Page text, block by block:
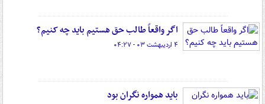
اگر واقعاً طالب حق هستیم باید چه کنیم؟
۴ اردیبهشت ۰۳ - ۰۴:۲۷
باید همواره نگران بود